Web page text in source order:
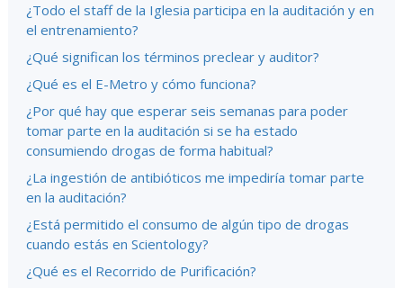
¿Todo el staff de la Iglesia participa en la auditación y en
el entrenamiento?
¿Qué significan los términos preclear y auditor?
¿Qué es el E-Metro y cómo funciona?
¿Por qué hay que esperar seis semanas para poder
tomar parte en la auditación si se ha estado
consumiendo drogas de forma habitual?
¿La ingestión de antibióticos me impediría tomar parte
en la auditación?
¿Está permitido el consumo de algún tipo de drogas
cuando estás en Scientology?
¿Qué es el Recorrido de Purificación?